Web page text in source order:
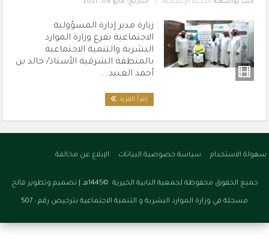
كتب بواسطة اللجنة الإعلامية التاريخ: مايو 08, 2021
زيارة مدير إدارة المسؤولية
الاجتماعية بفرع وزارة الموارد
البشرية والتنمية الاجتماعية
بالمنطقة الشرقية الأستاذ/ خالد بن
أحمد العبيد ...
إقرأ المزيد
سهولة الاستخدام سياسة خصوصية البيانات الإبلاغ عن مخالفة
جميع الحقوق محفوظة لجمعية النابية الخيرية ©1445هـ | تصميم وتطوير فالح
مسجلة في وزارة الموارد البشرية و التنمية الاجتماعية بترخيص رقم : 507